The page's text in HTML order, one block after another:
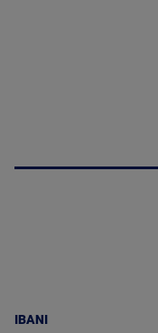
IBANI